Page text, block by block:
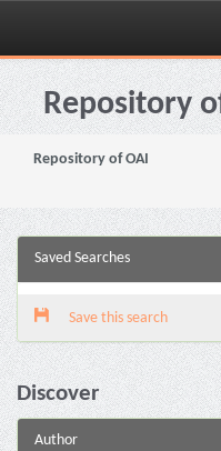
Skip
navigationRepository
Repository of OAI
Saved Searches
Save this search
Discover
Author